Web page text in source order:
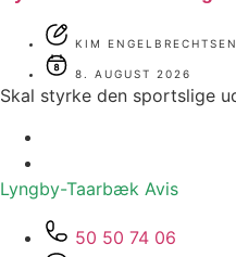
KIM ENGELBRECHTSEN
8. AUGUST 2026
Skal styrke den sportslige
Lyngby-Taarbæk Avis
50 50 74 06